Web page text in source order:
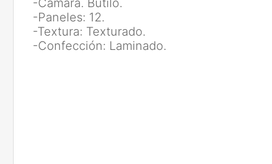
-Cámara. Butilo.
-Paneles: 12.
-Textura: Texturado.
-Confección: Laminado.